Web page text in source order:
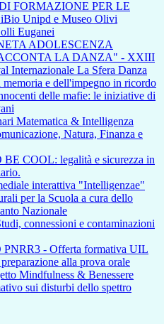
FORMAZIONE PER LE
Unipd e Museo Olivi
Euganei
ADOLESCENZA
LA DANZA" - XXIII
Internazionale La Sfera Danza
memoria e dell'impegno in ricordo
delle mafie: le iniziative di
Matematica & Intelligenza
Natura, Finanza e
COOL: legalità e sicurezza in
interattiva "Intelligenzae"
per la Scuola a cura dello
Nazionale
connessioni e contaminazioni
PNRR3 - Offerta formativa UIL
alla prova orale
Mindfulness & Benessere
sui disturbi dello spettro